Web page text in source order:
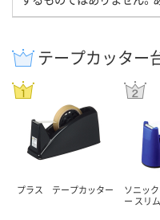
テープカッター
プラス テープカッター
ソニッ
ー スリム